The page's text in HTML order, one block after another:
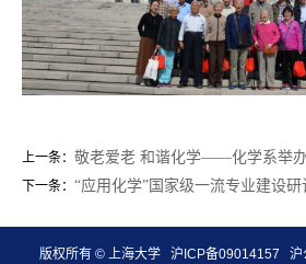
上一条： 敬老爱老 和谐化学——化学系举
下一条： “应用化学”国家级一流专业建设
版权所有 ©上海大学 沪ICP备09014157
沪